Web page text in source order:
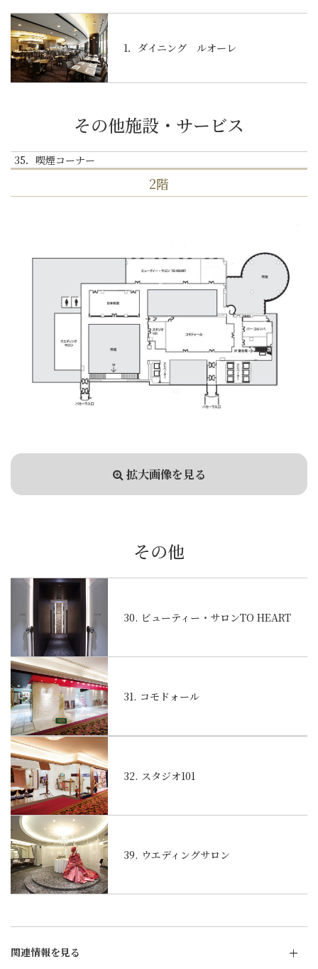
1．ダイニング ルオーレ
その他施設・サービス
35．喫煙コーナー
2階
拡大画像を見る
その他
30. ビューティー・サロンTO HEART
31. コモドォール
32. スタジオ101
39. ウエディングサロン
関連情報を見る